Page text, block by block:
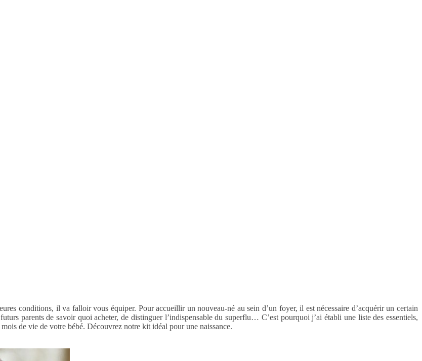
conditions, il va falloir vous équiper. Pour accueillir un nouveau-né au sein d’un foyer, il est nécessaire d’acquérir un certain
parents de savoir quoi acheter, de distinguer l’indispensable du superflu… C’est pourquoi j’ai établi une liste des essentiels,
de vie de votre bébé. Découvrez notre kit idéal pour une naissance.